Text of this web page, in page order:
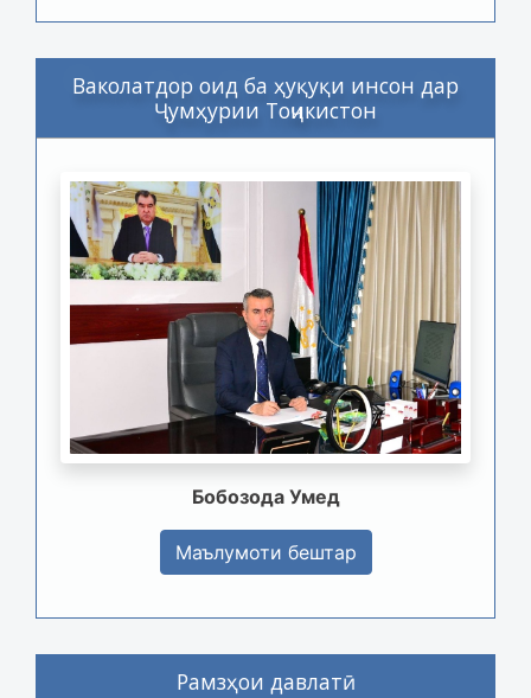
Ваколатдор оид ба ҳуқуқи инсон дар
Ҷумҳурии Тоҷикистон
Бобозода Умед
Маълумоти бештар
Рамзҳои давлатӣ